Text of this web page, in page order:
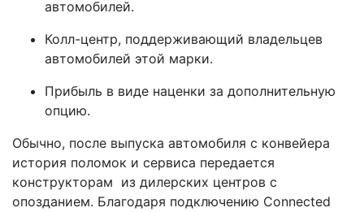
автомобилей.
Колл-центр, поддерживающий владельцев
автомобилей этой марки.
Прибыль в виде наценки за дополнительную
опцию.
Обычно, после выпуска автомобиля с конвейера
история поломок и сервиса передается
конструкторам из дилерских центров с
опозданием. Благодаря подключению Connected